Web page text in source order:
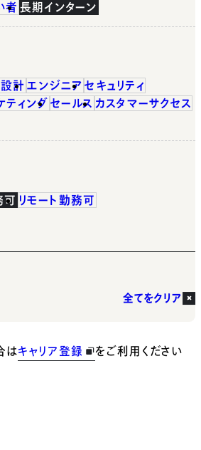
者 長期インターン
設計 エンジニア セキュリティ
ティング セールス カスタマーサクセス
可 リモート勤務可
全てをクリア
はキャリア登録 をご利用ください